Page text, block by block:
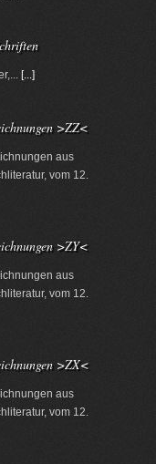
[...]
>ZZ<
aus
vom 12.
>ZY<
aus
vom 12.
>ZX<
aus
vom 12.